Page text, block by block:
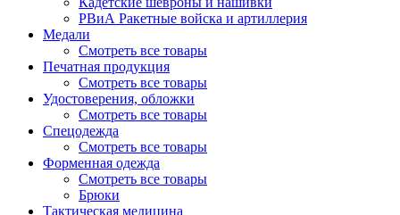
РВиА Ракетные войска и артиллерия
Медали
Смотреть все товары
Печатная продукция
Смотреть все товары
Удостоверения, обложки
Смотреть все товары
Спецодежда
Смотреть все товары
Форменная одежда
Смотреть все товары
Брюки
Тактическая медицина